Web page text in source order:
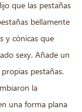
que las pestañas
bellamente
y cónicas que
sexy. Añade un
pestañas.
la
una forma plana